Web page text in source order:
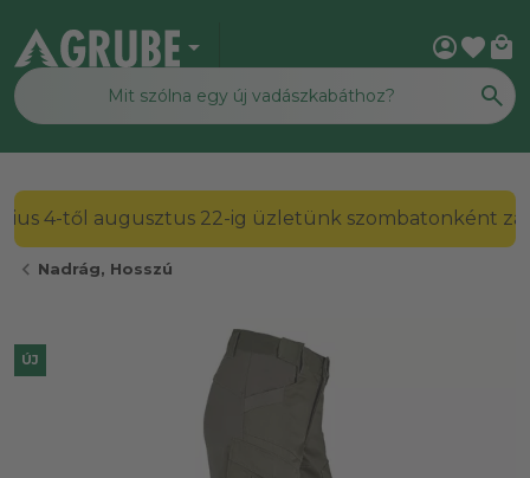
arrow_drop_down account_circlefavorite local_mall
2026. július 4-től augusztus 22-ig üzletünk
chevron_left Nadrág, Hosszú
ÚJ